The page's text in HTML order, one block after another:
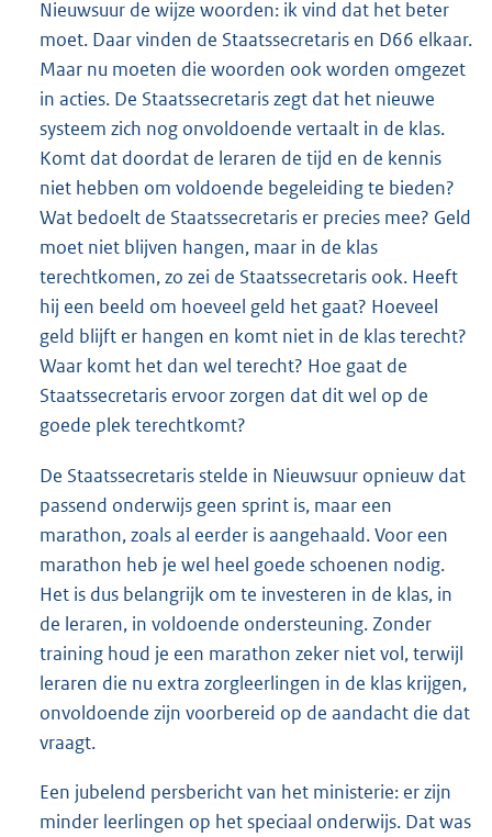
Nieuwsuur de wijze woorden: ik vind dat het beter
moet. Daar vinden de Staatssecretaris en D66 elkaar.
Maar nu moeten die woorden ook worden omgezet
in acties. De Staatssecretaris zegt dat het nieuwe
systeem zich nog onvoldoende vertaalt in de klas.
Komt dat doordat de leraren de tijd en de kennis
niet hebben om voldoende begeleiding te bieden?
Wat bedoelt de Staatssecretaris er precies mee? Geld
moet niet blijven hangen, maar in de klas
terechtkomen, zo zei de Staatssecretaris ook. Heeft
hij een beeld om hoeveel geld het gaat? Hoeveel
geld blijft er hangen en komt niet in de klas terecht?
Waar komt het dan wel terecht? Hoe gaat de
Staatssecretaris ervoor zorgen dat dit wel op de
goede plek terechtkomt?
De Staatssecretaris stelde in Nieuwsuur opnieuw dat
passend onderwijs geen sprint is, maar een
marathon, zoals al eerder is aangehaald. Voor een
marathon heb je wel heel goede schoenen nodig.
Het is dus belangrijk om te investeren in de klas, in
de leraren, in voldoende ondersteuning. Zonder
training houd je een marathon zeker niet vol, terwijl
leraren die nu extra zorgleerlingen in de klas krijgen,
onvoldoende zijn voorbereid op de aandacht die dat
vraagt.
Een jubelend persbericht van het ministerie: er zijn
minder leerlingen op het speciaal onderwijs. Dat was